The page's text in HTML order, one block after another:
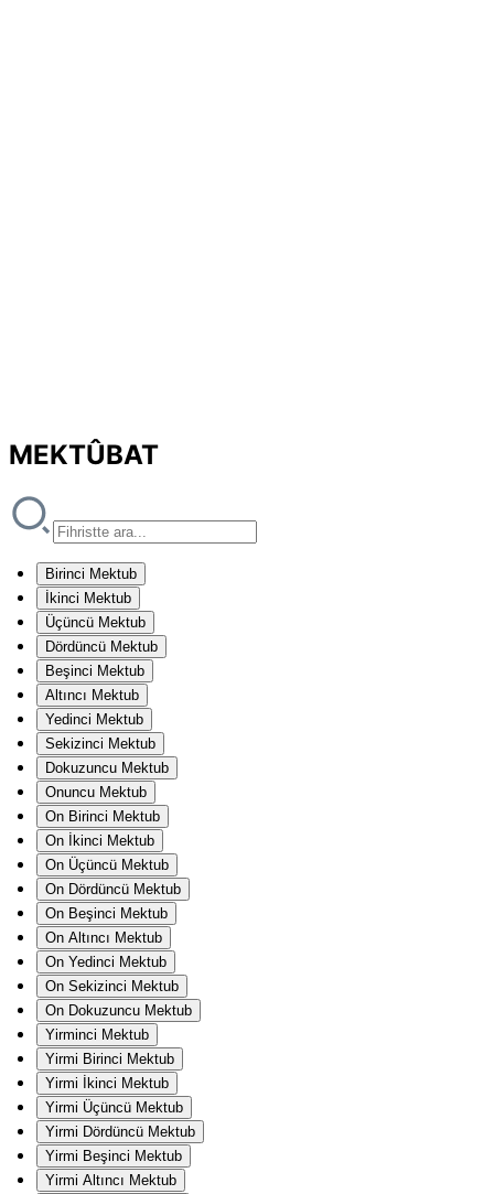
MEKTÛBAT
Birinci Mektub
İkinci Mektub
Üçüncü Mektub
Dördüncü Mektub
Beşinci Mektub
Altıncı Mektub
Yedinci Mektub
Sekizinci Mektub
Dokuzuncu Mektub
Onuncu Mektub
On Birinci Mektub
On İkinci Mektub
On Üçüncü Mektub
On Dördüncü Mektub
On Beşinci Mektub
On Altıncı Mektub
On Yedinci Mektub
On Sekizinci Mektub
On Dokuzuncu Mektub
Yirminci Mektub
Yirmi Birinci Mektub
Yirmi İkinci Mektub
Yirmi Üçüncü Mektub
Yirmi Dördüncü Mektub
Yirmi Beşinci Mektub
Yirmi Altıncı Mektub